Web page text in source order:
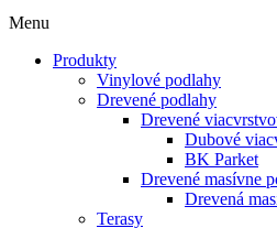
Menu
Produkty
Vinylové podlahy
Drevené podlahy
Drevené
Dubové
BK Parket
Drevené masívne
Drevená
Terasy